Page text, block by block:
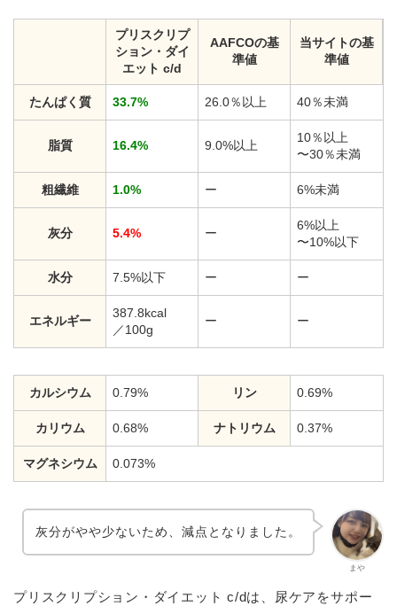
プリスクリプ
ション・ダイ
エット c/d
AAFCOの基
準値
当サイトの基
準値
たんぱく質 33.7% 26.0％以上 40％未満
脂質 16.4% 9.0%以上
10％以上
〜30％未満
粗繊維 1.0% ー 6%未満
灰分 5.4% ー
6%以上
〜10%以下
水分 7.5%以下 ー ー
エネルギー
387.8kcal
／100g
ー ー
カルシウム 0.79% リン 0.69%
カリウム 0.68% ナトリウム 0.37%
マグネシウム 0.073%
まや
灰分がやや少ないため、減点となりました。
プリスクリプション・ダイエット c/dは、尿ケアをサポー